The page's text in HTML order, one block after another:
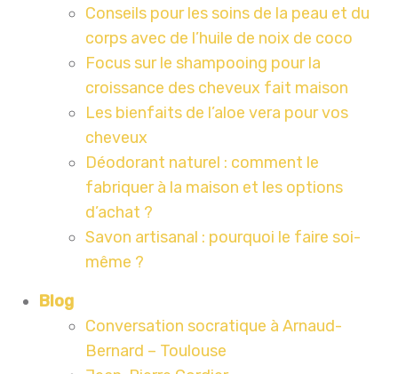
Conseils pour les soins de la peau et du
corps avec de l’huile de noix de coco
Focus sur le shampooing pour la
croissance des cheveux fait maison
Les bienfaits de l’aloe vera pour vos
cheveux
Déodorant naturel : comment le
fabriquer à la maison et les options
d’achat ?
Savon artisanal : pourquoi le faire soi-
même ?
Blog
Conversation socratique à Arnaud-
Bernard – Toulouse